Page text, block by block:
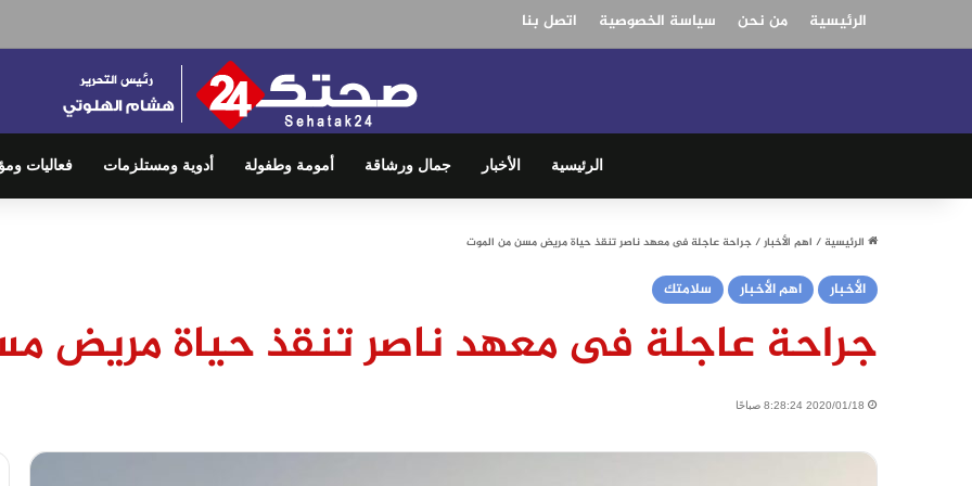
الرئيسية من نحن سياسة الخصوصية اتصل بنا
الرئيسية الأخبار جمال ورشاقة أمومة وطفولة أدوية ومستلزمات فعاليات
الرئيسية/ اهم الأخبار/جراحة عاجلة فى معهد ناصر تنقذ حياة مريض مسن من الموت
الأخبار اهم الأخبار سلامتك
جراحة عاجلة فى معهد ناصر تنقذ حياة مريض
2020/01/18 8:28:24 صباحًا